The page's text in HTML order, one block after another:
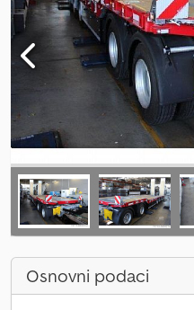
Osnovni podaci